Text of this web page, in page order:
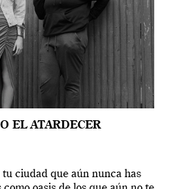
EL ATARDECER
tu ciudad que aún nunca has